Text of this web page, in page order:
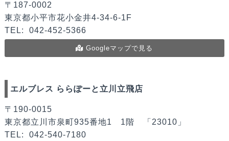
〒187-0002
東京都小平市花小金井4-34-6-1F
TEL:
042-452-5366
Googleマップで見る
エルブレス ららぽーと立川立飛店
〒190-0015
東京都立川市泉町935番地1 1階 「23010」
TEL:
042-540-7180